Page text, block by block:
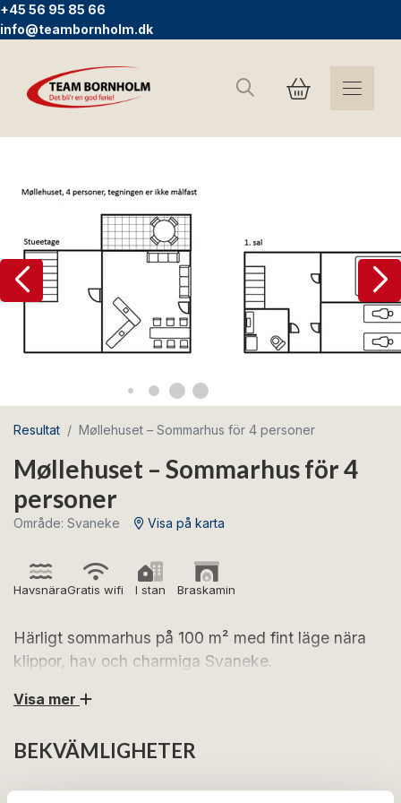
+45 56 95 85 66
info@teambornholm.dk
Sök
Resultat Møllehuset – Sommarhus för 4 personer
Møllehuset – Sommarhus för 4
personer
Område: Svaneke Visa på karta
HavsnäraGratis wifi I stan Braskamin
Härligt sommarhus på 100 m² med fint läge nära
klippor, hav och charmiga Svaneke.
Se fram emot en härlig semester i Møllehuset, som
Svanekes nästan 400 år gamla väderkvarn. Här bor ni
klippor, hav och den mysiga stadskärnan. En liten stig
Visa mer
BEKVÄMLIGHETER